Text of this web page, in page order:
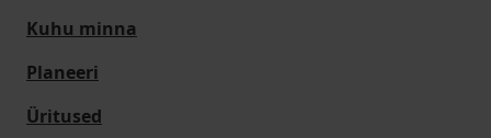
Kuhu minna
Planeeri
Üritused